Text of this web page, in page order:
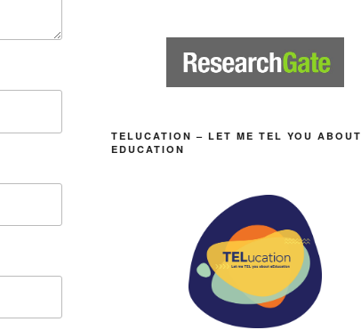
TELUCATION – LET ME TEL YOU ABOUT
EDUCATION